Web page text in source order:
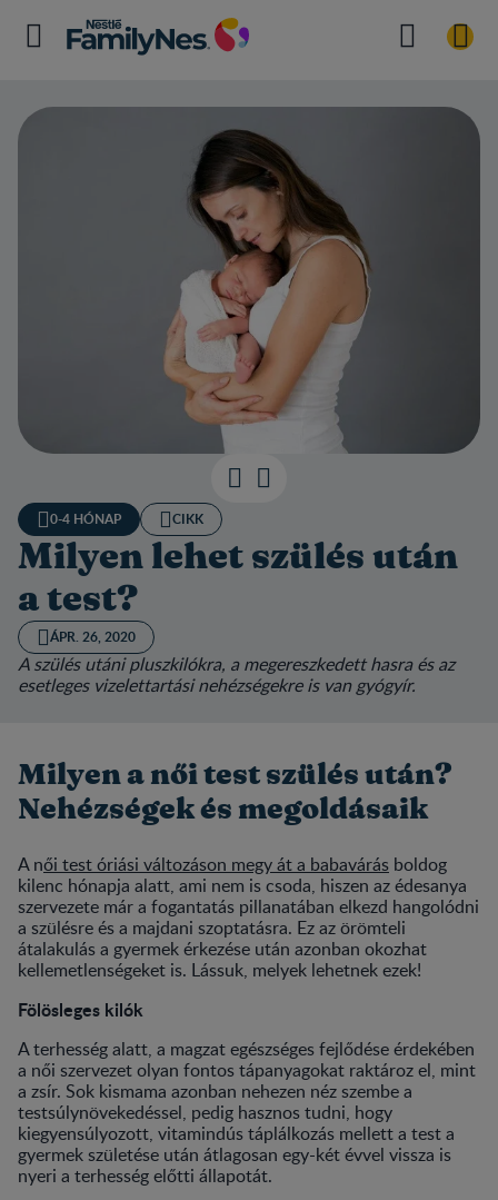
0-4 HÓNAP CIKK
Milyen lehet szülés után
a test?
ÁPR. 26, 2020
A szülés utáni pluszkilókra, a megereszkedett hasra és az
esetleges vizelettartási nehézségekre is van gyógyír.
Milyen a női test szülés után?
Nehézségek és megoldásaik
A női test óriási változáson megy át a babavárás boldog
kilenc hónapja alatt, ami nem is csoda, hiszen az édesanya
szervezete már a fogantatás pillanatában elkezd hangolódni
a szülésre és a majdani szoptatásra. Ez az örömteli
átalakulás a gyermek érkezése után azonban okozhat
kellemetlenségeket is. Lássuk, melyek lehetnek ezek!
Fölösleges kilók
A terhesség alatt, a magzat egészséges fejlődése érdekében
a női szervezet olyan fontos tápanyagokat raktároz el, mint
a zsír. Sok kismama azonban nehezen néz szembe a
testsúlynövekedéssel, pedig hasznos tudni, hogy
kiegyensúlyozott, vitamindús táplálkozás mellett a test a
gyermek születése után átlagosan egy-két évvel vissza is
nyeri a terhesség előtti állapotát.